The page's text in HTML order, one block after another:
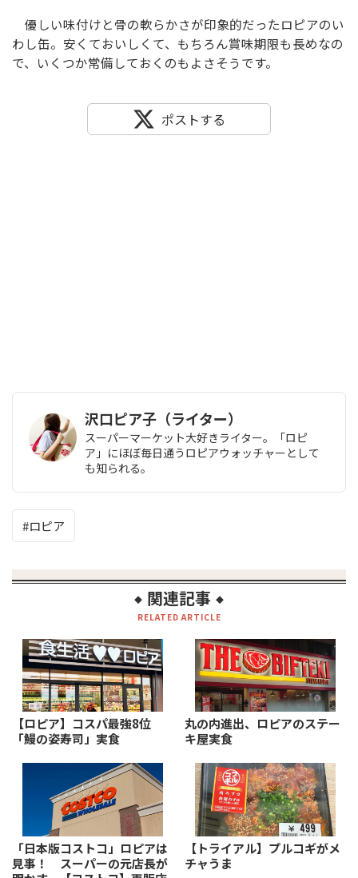
優しい味付けと骨の軟らかさが印象的だったロピアのい
わし缶。安くておいしくて、もちろん賞味期限も長めなの
で、いくつか常備しておくのもよさそうです。
ポストする
沢口ピア子（ライター）
スーパーマーケット大好きライター。「ロピ
ア」にほぼ毎日通うロピアウォッチャーとして
も知られる。
ロピア
◆ 関連記事 ◆
RELATED ARTICLE
【ロピア】コスパ最強8位
「鰻の姿寿司」実食
丸の内進出、ロピアのステー
キ屋実食
「日本版コストコ」ロピアは
見事！ スーパーの元店長が
【トライアル】プルコギがメ
チャうま